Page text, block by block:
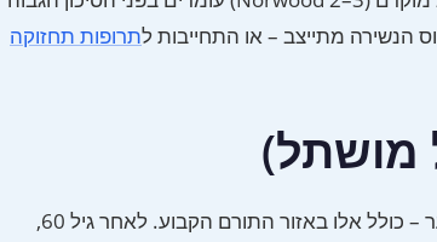
הנשירה מתייצב – או התחייבות לתרופות תחזוקה
מושתל)
אלופציה סנסנטית היא תהליך דלדול אוניברסלי ולא-הורמונלי המשפיע על כל זקיקי השיער – כולל אלו באזור התורם הקבוע. לאחר גיל 60,